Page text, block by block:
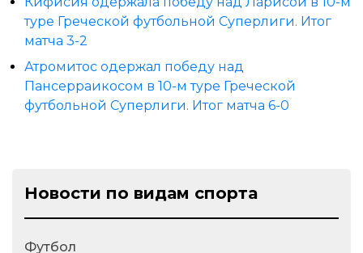
туре Греческой футбольной Суперлиги. Итог
матча 3-2
Атромитос одержал победу над
Пансерраикосом в 10-м туре Греческой
футбольной Суперлиги. Итог матча 6-0
Новости по видам спорта
Футбол